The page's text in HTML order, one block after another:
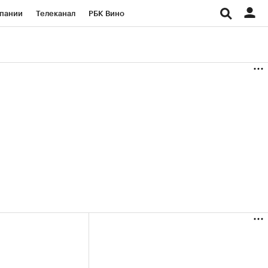
Телеканал РБК Вино